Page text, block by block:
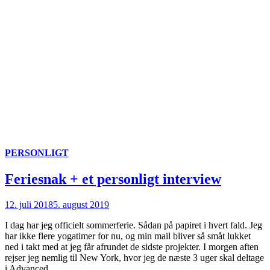
PERSONLIGT
Feriesnak + et personligt interview
12. juli 20185. august 2019
I dag har jeg officielt sommerferie. Sådan på papiret i hvert fald. Jeg
har ikke flere yogatimer for nu, og min mail bliver så småt lukket
ned i takt med at jeg får afrundet de sidste projekter. I morgen aften
rejser jeg nemlig til New York, hvor jeg de næste 3 uger skal deltage